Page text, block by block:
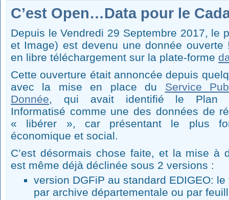
C’est Open…Data pour le
Depuis le Vendredi 29 Septembre 2017, le
et Image) est devenu une donnée
en libre téléchargement sur la plate-forme
Cette ouverture était annoncée depuis
avec la mise en place du Service
Donnée, qui avait identifié le Plan
Informatisé comme une des données de
« libérer », car présentant le plus
économique et social.
C’est désormais chose faite, et la mise à
est même déjà déclinée sous 2 versions :
version DGFiP au standard EDIGEO:
par archive départementale ou par